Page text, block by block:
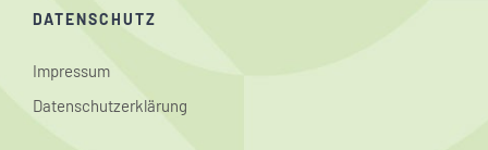
DATENSCHUTZ
Impressum
Datenschutzerklärung